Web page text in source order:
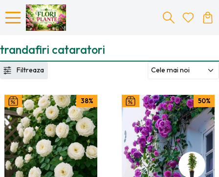
trandafiri cataratori
Filtreaza
38% 50%